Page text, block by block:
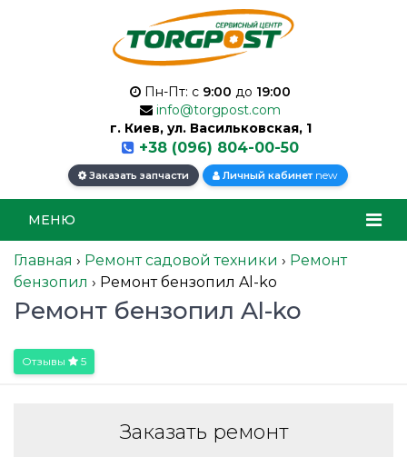
Пн-Пт: с 9:00 до 19:00
info@torgpost.com
г. Киев, ул. Васильковская, 1
+38 (096) 804-00-50
Заказать запчасти Личный кабинет new
МЕНЮ
Главная › Ремонт садовой техники › Ремонт
бензопил › Ремонт бензопил Al-ko
Ремонт бензопил Al-ko
Отзывы 5
Заказать ремонт